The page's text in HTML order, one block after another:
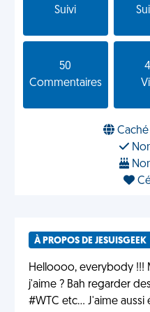
Suivi
50
Commentaires
Caché
À PROPOS DE JESUISGEEK
Helloooo, everybody !!!
j'aime ? Bah regarder
#WTC etc... J'aime